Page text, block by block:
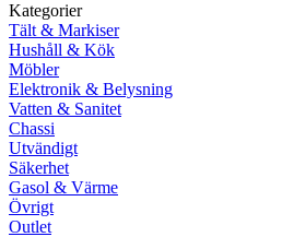
Kategorier
Tält & Markiser
Hushåll & Kök
Möbler
Elektronik & Belysning
Vatten & Sanitet
Chassi
Utvändigt
Säkerhet
Gasol & Värme
Övrigt
Outlet